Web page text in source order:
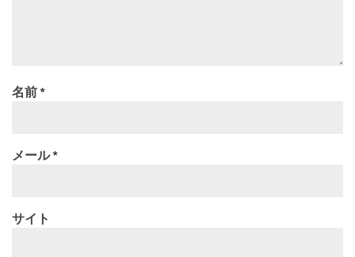
名前*
メール*
サイト